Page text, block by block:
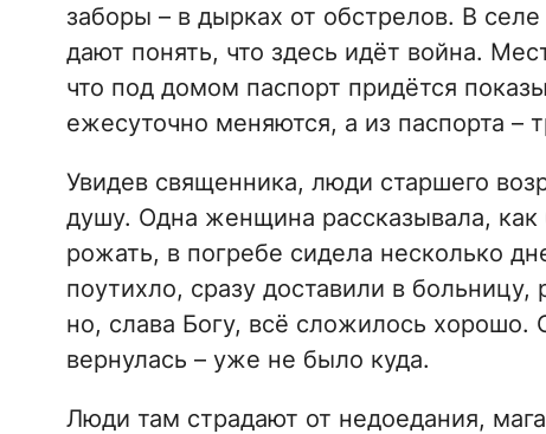
заборы – в дырках от обстрелов. В
дают понять, что здесь идёт война.
что под домом паспорт придётся
ежесуточно меняются, а из паспорта –
Увидев священника, люди старшего
душу. Одна женщина рассказывала, как
рожать, в погребе сидела несколько
поутихло, сразу доставили в
но, слава Богу, всё сложилось
вернулась – уже не было куда.
Люди там страдают от недоедания,